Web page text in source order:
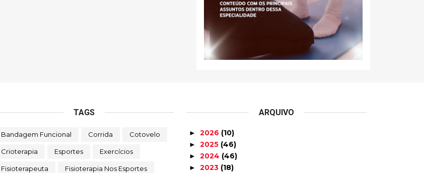
TAGS
Bandagem Funcional Corrida Cotovelo
Crioterapia Esportes Exercícios
Fisioterapeuta Fisioterapia Nos Esportes
ARQUIVO
►2026 (10)
►2025 (46)
►2024 (46)
►2023 (18)